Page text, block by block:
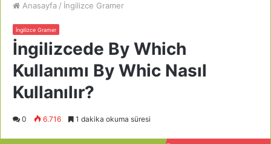
Anasayfa / İngilizce Gramer
İngilizce Gramer
İngilizcede By Which
Kullanımı By Whic Nasıl
Kullanılır?
0 6.716 1 dakika okuma süresi